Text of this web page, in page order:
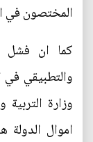
المختصون في
كما ان فشل
والتطبيقي في
وزارة
اموال